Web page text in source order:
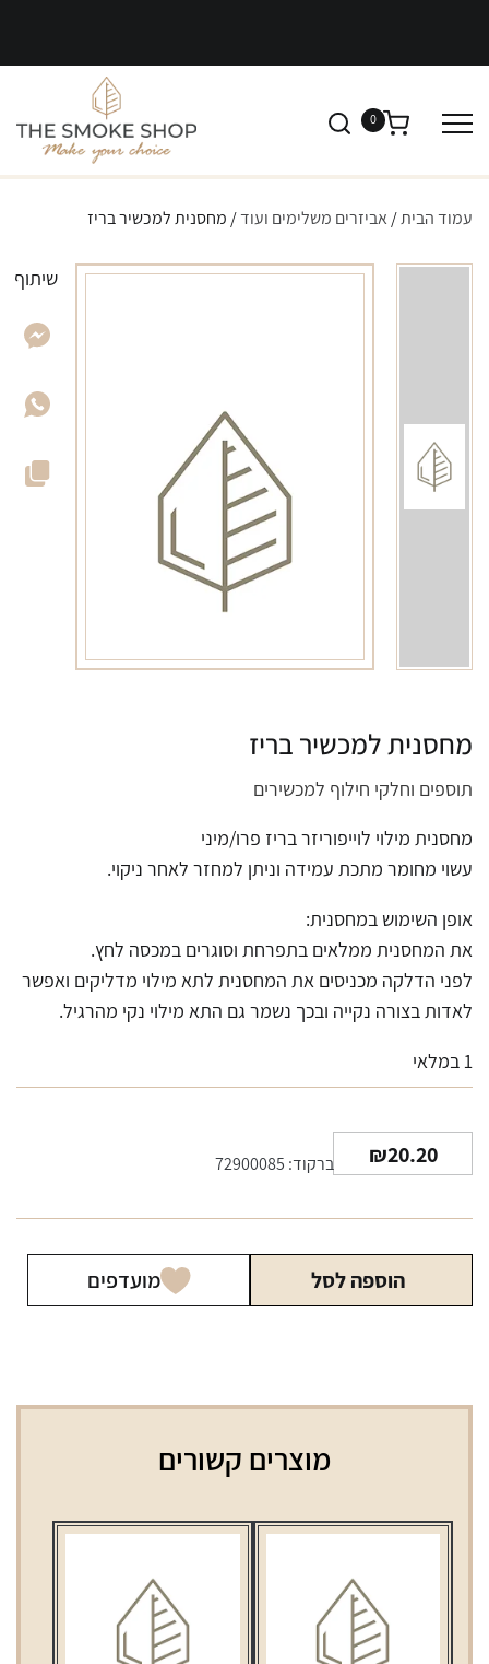
0
עמוד הבית/ אביזרים משלימים ועוד/ מחסנית למכשיר בריז
מחסנית למכשיר בריז
תוספים וחלקי חילוף למכשירים
מחסנית מילוי לוייפוריזר בריז פרו/מיני
עשוי מחומר מתכת עמידה וניתן למחזר לאחר ניקוי.
אופן השימוש במחסנית:
את המחסנית ממלאים בתפרחת וסוגרים במכסה לחץ.
לפני הדלקה מכניסים את המחסנית לתא מילוי מדליקים ואפשר
לאדות בצורה נקייה ובכך נשמר גם התא מילוי נקי מהרגיל.
1 במלאי
₪20.20 ברקוד: 72900085
הוספה לסל מועדפים
שיתוף
מוצרים קשורים